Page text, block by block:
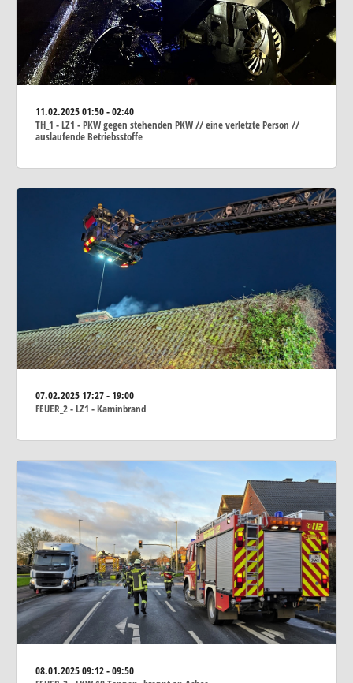
11.02.202501:50 - 02:40
TH_1 - LZ1 - PKW gegen stehenden PKW // eine verletzte Person //
auslaufende Betriebsstoffe
07.02.202517:27 - 19:00
FEUER_2 - LZ1 - Kaminbrand
08.01.202509:12 - 09:50